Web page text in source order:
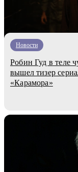
Новости
Робин Гуд в теле
вышел тизер
«Карамора»